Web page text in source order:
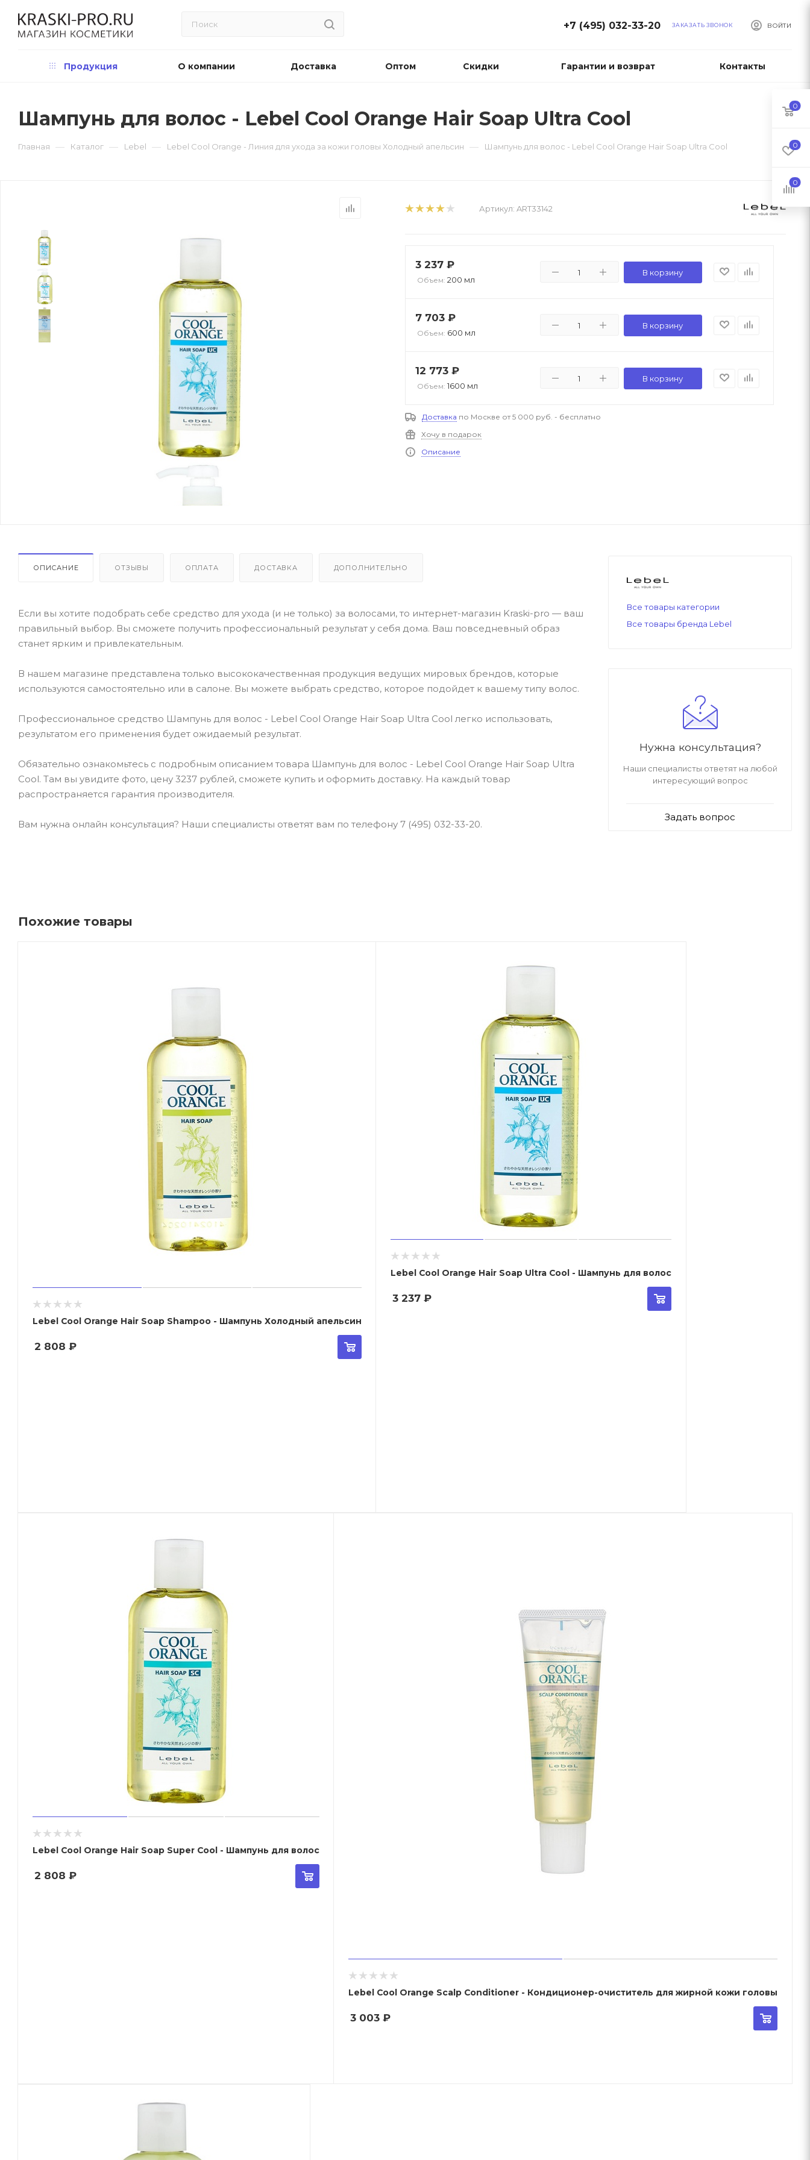
ВОЙТИ
+7 (495) 032-33-20 ЗАКАЗАТЬ ЗВОНОК
Продукция О компании Доставка Оптом Скидки Гарантии и возврат Контакты
Шампунь для волос - Lebel Cool Orange Hair Soap Ultra Cool
Главная — Каталог — Lebel — Lebel Cool Orange - Линия для ухода за кожи головы Холодный апельсин — Шампунь для волос - Lebel Cool Orange Hair Soap Ultra Cool
Артикул: ART33142
3 237 ₽
Объем: 200 мл
В корзину
7 703 ₽
Объем: 600 мл
В корзину
12 773 ₽
Объем: 1600 мл
В корзину
Доставка по Москве от 5 000 руб. - бесплатно
Хочу в подарок
Описание
ОПИСАНИЕ ОТЗЫВЫ ОПЛАТА ДОСТАВКА ДОПОЛНИТЕЛЬНО
Если вы хотите подобрать себе средство для ухода (и не только) за волосами, то интернет-магазин Kraski-pro — ваш
правильный выбор. Вы сможете получить профессиональный результат у себя дома. Ваш повседневный образ
станет ярким и привлекательным.
В нашем магазине представлена только высококачественная продукция ведущих мировых брендов, которые
используются самостоятельно или в салоне. Вы можете выбрать средство, которое подойдет к вашему типу волос.
Профессиональное средство Шампунь для волос - Lebel Cool Orange Hair Soap Ultra Cool легко использовать,
результатом его применения будет ожидаемый результат.
Обязательно ознакомьтесь с подробным описанием товара Шампунь для волос - Lebel Cool Orange Hair Soap Ultra
Cool. Там вы увидите фото, цену 3237 рублей, сможете купить и оформить доставку. На каждый товар
распространяется гарантия производителя.
Вам нужна онлайн консультация? Наши специалисты ответят вам по телефону 7 (495) 032-33-20.
Все товары категории
Все товары бренда Lebel
Нужна консультация?
Наши специалисты ответят на любой
интересующий вопрос
Задать вопрос
Похожие товары
Lebel Cool Orange Hair Soap Shampoo - Шампунь Холодный апельсин
2 808 ₽
Lebel Cool Orange Hair Soap Ultra Cool - Шампунь для волос
3 237 ₽
Lebel Cool Orange Hair Soap Super Cool - Шампунь для волос
2 808 ₽
Lebel Cool Orange Scalp Conditioner - Кондиционер-очиститель для жирной кожи головы
3 003 ₽
0
0
0